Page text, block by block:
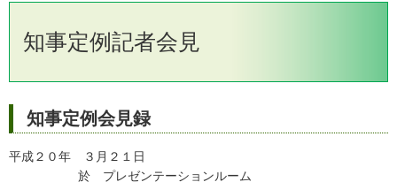
知事定例記者会見
知事定例会見録
平成２０年 ３月２１日
於 プレゼンテーションルーム